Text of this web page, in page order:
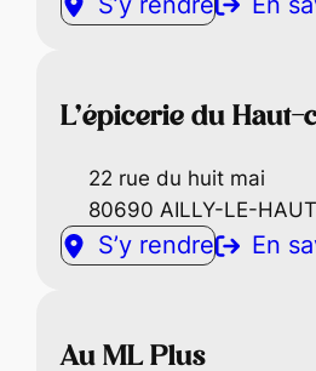
L’épicerie du Haut-
22 rue du huit mai
80690 AILLY-LE-
S’y rendre En
Au ML Plus